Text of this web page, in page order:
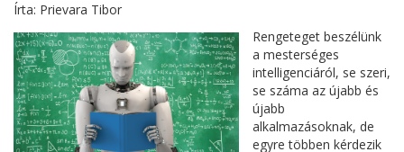
Írta: Prievara Tibor
Rengeteget beszélünk
a mesterséges
intelligenciáról, se szeri,
se száma az újabb és
újabb
alkalmazásoknak, de
egyre többen kérdezik